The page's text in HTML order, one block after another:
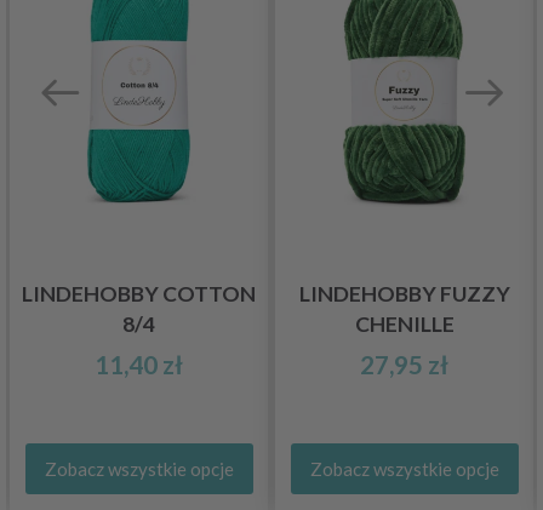
LINDEHOBBY COTTON
8/4
11,40 zł
Zobacz wszystkie opcje
LINDEHOBBY FUZZY
CHENILLE
27,95 zł
Zobacz wszystkie opcje